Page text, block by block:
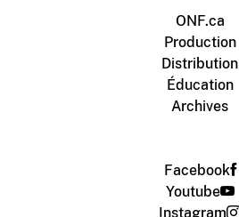
ONF.ca
Production
Distribution
Éducation
Archives
Facebook
Youtube
Instagram